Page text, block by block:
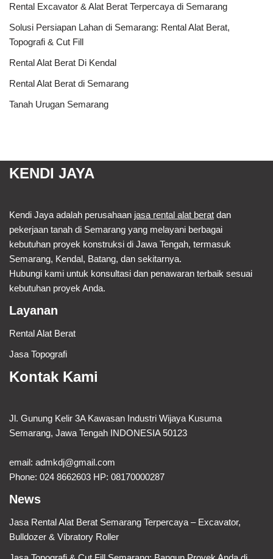
Rental Excavator & Alat Berat Terpercaya di Semarang
Solusi Persiapan Lahan di Semarang: Rental Alat Berat,
Topografi & Cut Fill
Rental Alat Berat Di Kendal
Rental Alat Berat di Semarang
Tanah Urugan Semarang
KENDI JAYA
Kendi Jaya adalah perusahaan jasa rental alat berat dan
pekerjaan tanah di Semarang yang melayani berbagai
kebutuhan proyek konstruksi di Jawa Tengah, termasuk
Semarang, Kendal, Batang, dan sekitarnya.
Hubungi kami untuk konsultasi dan penawaran terbaik sesuai
kebutuhan proyek Anda.
Layanan
Rental Alat Berat
Jasa Topografi
Kontak Kami
Jl. Gunung Kelir 3A Kawasan Industri Wijaya Kusuma
Semarang, Jawa Tengah INDONESIA 50123
email: admkdj@gmail.com
Phone: 024 8662603 HP: 08170000287
News
Jasa Rental Alat Berat Semarang Terpercaya – Excavator,
Bulldozer & Vibratory Roller